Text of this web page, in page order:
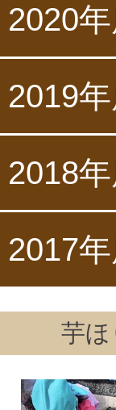
2020
2019
2018
2017
芋ほ